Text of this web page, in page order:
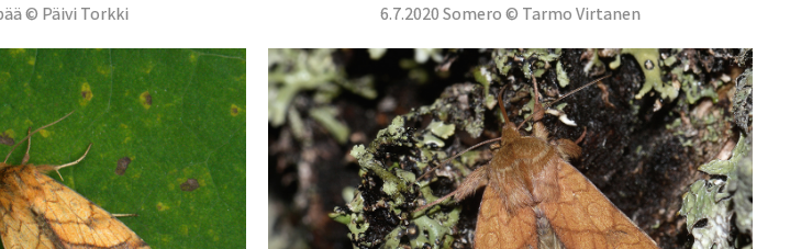
© Päivi Torkki 6.7.2020 Somero © Tarmo Virtanen